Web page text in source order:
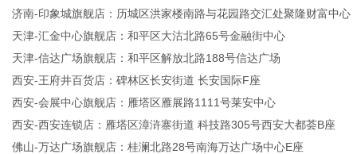
济南-印象城旗舰店：历城区洪家楼南路与花园路交汇处聚隆财富中心
天津-汇金中心旗舰店：和平区大沽北路65号金融街中心
天津-信达广场旗舰店：和平区解放北路188号信达广场
西安-王府井百货店：碑林区长安街道 长安国际F座
西安-会展中心旗舰店：雁塔区雁展路1111号莱安中心
西安-西安连锁店：雁塔区漳浒寨街道 科技路305号西安大都荟B座
佛山-万达广场旗舰店：桂澜北路28号南海万达广场中心E座